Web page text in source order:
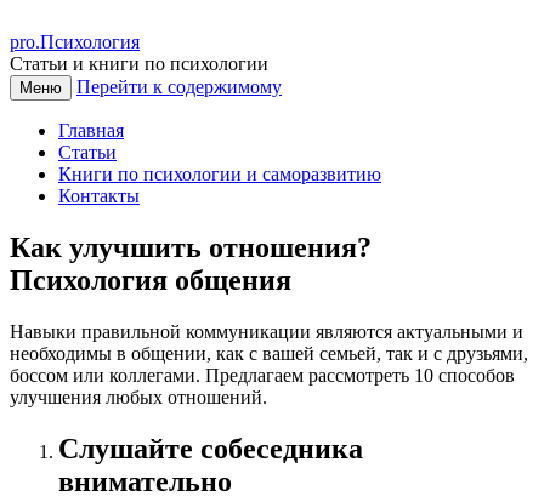
pro.Психология
Статьи и книги по психологии
Меню Перейти к содержимому
Главная
Статьи
Книги по психологии и саморазвитию
Контакты
Как улучшить отношения?
Психология общения
Навыки правильной коммуникации являются актуальными и
необходимы в общении, как с вашей семьей, так и с друзьями,
боссом или коллегами. Предлагаем рассмотреть 10 способов
улучшения любых отношений.
Слушайте собеседника
внимательно